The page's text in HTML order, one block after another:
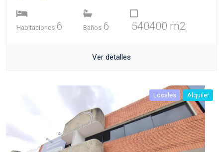
Habitaciones 6 Baños 6 540400 m2
Ver detalles
Locales Alquiler